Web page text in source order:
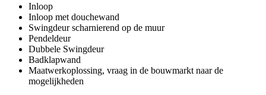
Inloop
Inloop met douchewand
Swingdeur scharnierend op de muur
Pendeldeur
Dubbele Swingdeur
Badklapwand
Maatwerkoplossing, vraag in de bouwmarkt naar de
mogelijkheden